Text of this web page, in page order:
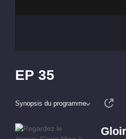
EP 35
Synopsis du programme